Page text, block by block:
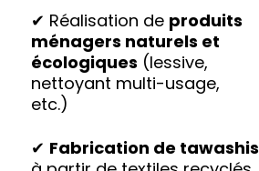
✔ Réalisation de produits
ménagers naturels et
écologiques (lessive,
nettoyant multi-usage,
etc.)
✔ Fabrication de tawashis